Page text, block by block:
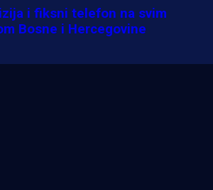
i fiksni telefon na svim
Bosne i Hercegovine